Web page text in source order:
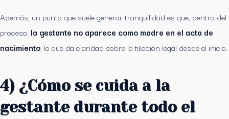
Además, un punto que suele generar tranquilidad es que, dentro del
proceso, la gestante no aparece como madre en el acta de
nacimiento , lo que da claridad sobre la filiación legal desde el inicio.
4) ¿Cómo se cuida a la
gestante durante todo el